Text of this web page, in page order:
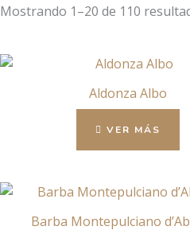
Mostrando 1–20 de 110
Aldonza Albo
VER MÁS
Barba Montepulciano